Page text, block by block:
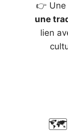
👉 Une
une
lien
🗺️